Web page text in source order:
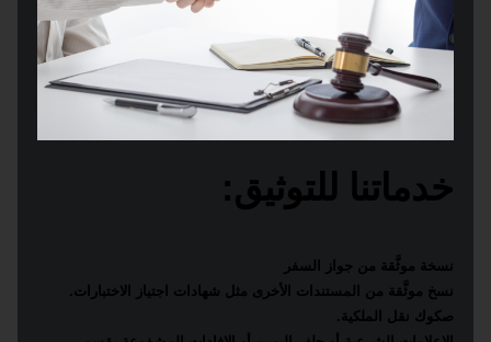
خدماتنا للتوثيق:
نسخة موثَّقة من جواز السفر
نسخ موثَّقة من
المستندات الأخرى مثل شهادات اجتياز الاختبارات.
صكوك نقل الملكية.